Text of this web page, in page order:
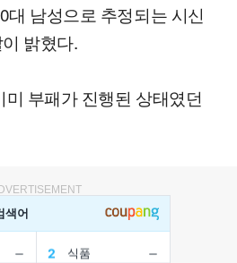
대 남성으로 추정되는 시신
밝혔다.
부패가 진행된 상태였던